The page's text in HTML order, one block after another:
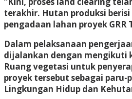
terakhir. Hutan produksi
pengadaan lahan proyek
Dalam pelaksanaan
dijalankan dengan mengikuti
Ruang vegetasi untuk
proyek tersebut sebagai
Lingkungan Hidup dan